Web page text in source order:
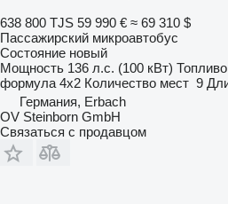
638 800 TJS 59 990 € ≈ 69 310 $
Пассажирский микроавтобус
Состояние новый
Мощность 136 л.с. (100 кВт) Топливо
формула 4x2 Количество мест 9
Германия, Erbach
OV Steinborn GmbH
Связаться с продавцом